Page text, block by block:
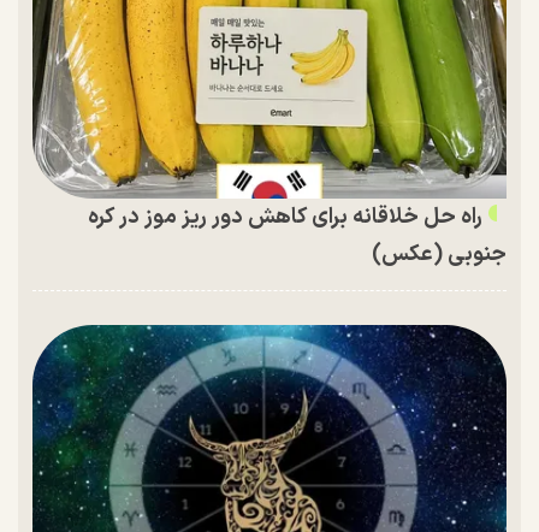
راه حل خلاقانه برای کاهش دور ریز موز در کره
جنوبی (عکس)